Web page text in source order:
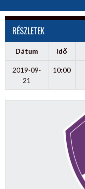
RÉSZLETEK
Dátum Idő
2019-09-
21
10:00